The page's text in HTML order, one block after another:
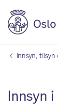
Innsyn,
Innsyn